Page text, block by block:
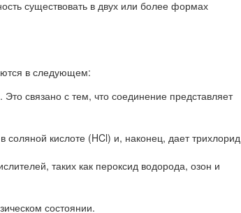
существовать в двух или более формах
в следующем:
связано с тем, что соединение представляет
кислоте (HCl) и, наконец, дает трихлорид
таких как пероксид водорода, озон и
состоянии.